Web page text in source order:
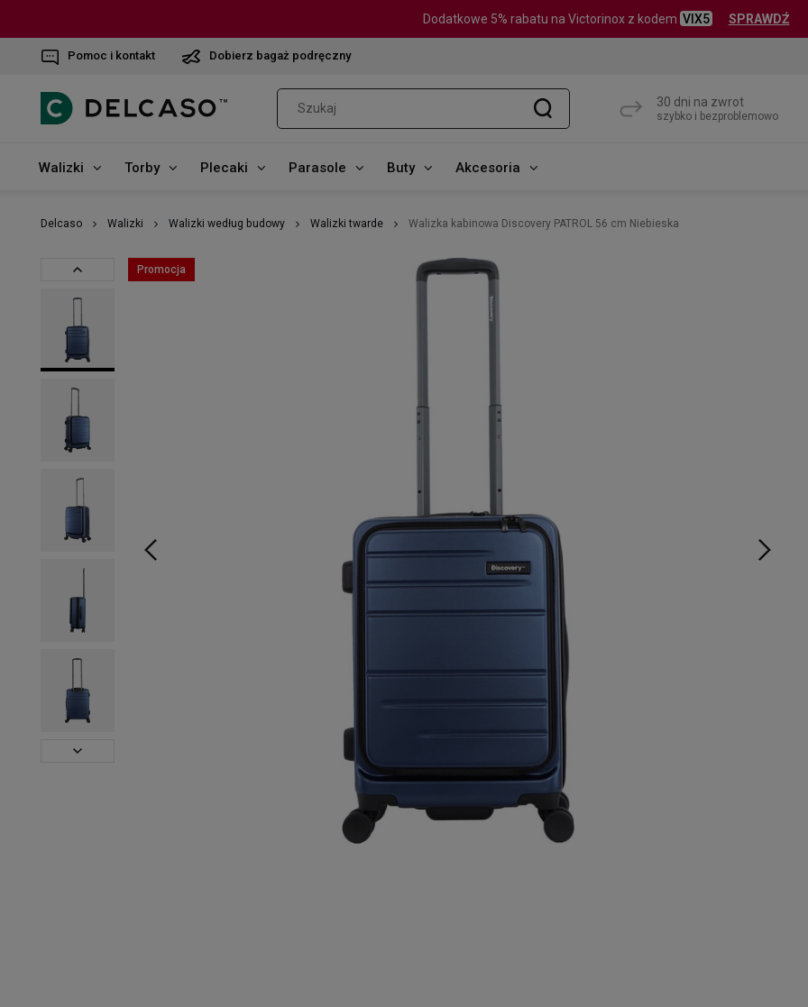
Dodatkowe 5% rabatu na Victorinox z kodem VIX5 SPRAWDŹ
Pomoc i kontakt Dobierz bagaż podręczny
30 dni na zwrot
szybko i bezproblemowo
Walizki Torby Plecaki Parasole Buty Akcesoria
Delcaso Walizki Walizki według budowy Walizki twarde Walizka kabinowa Discovery PATROL 56 cm Niebieska
Promocja